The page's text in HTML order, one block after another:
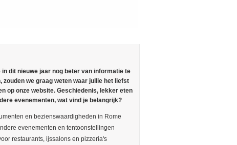
in dit nieuwe jaar nog beter van informatie te
zouden we graag weten waar jullie het liefst
op onze website. Geschiedenis, lekker eten
evenementen, wat vind je belangrijk?
en bezienswaardigheden in Rome
evenementen en tentoonstellingen
restaurants, ijssalons en pizzeria's